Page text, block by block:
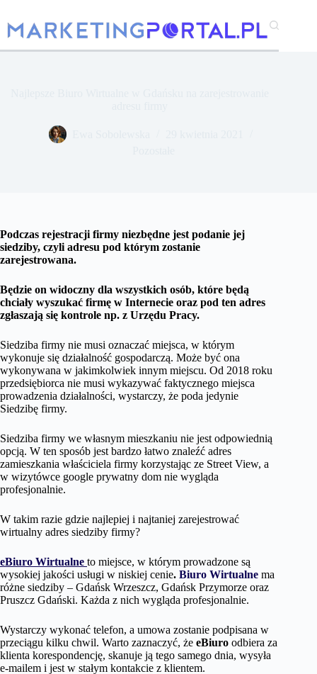
treści
Podczas rejestracji firmy niezbędne jest podanie jej
siedziby, czyli adresu pod którym zostanie
zarejestrowana.
Będzie on widoczny dla wszystkich osób, które będą
chciały wyszukać firmę w Internecie oraz pod ten adres
zgłaszają się kontrole np. z Urzędu Pracy.
Siedziba firmy nie musi oznaczać miejsca, w którym
wykonuje się działalność gospodarczą. Może być ona
wykonywana w jakimkolwiek innym miejscu. Od 2018 roku
przedsiębiorca nie musi wykazywać faktycznego miejsca
prowadzenia działalności, wystarczy, że poda jedynie
Siedzibę firmy.
Siedziba firmy we własnym mieszkaniu nie jest odpowiednią
opcją. W ten sposób jest bardzo łatwo znaleźć adres
zamieszkania właściciela firmy korzystając ze Street View, a
w wizytówce google prywatny dom nie wygląda
profesjonalnie.
W takim razie gdzie najlepiej i najtaniej zarejestrować
wirtualny adres siedziby firmy?
eBiuro Wirtualne to miejsce, w którym prowadzone są
wysokiej jakości usługi w niskiej cenie. Biuro Wirtualne ma
różne siedziby – Gdańsk Wrzeszcz, Gdańsk Przymorze oraz
Pruszcz Gdański. Każda z nich wygląda profesjonalnie.
Wystarczy wykonać telefon, a umowa zostanie podpisana w
przeciągu kilku chwil. Warto zaznaczyć, że eBiuro odbiera za
klienta korespondencję, skanuje ją tego samego dnia, wysyła
e-mailem i jest w stałym kontakcie z klientem.